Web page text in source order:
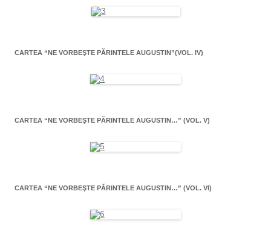
CARTEA “NE VORBEŞTE PĂRINTELE AUGUSTIN”(VOL. IV)
CARTEA “NE VORBEŞTE PĂRINTELE AUGUSTIN…” (VOL. V)
CARTEA “NE VORBEŞTE PĂRINTELE AUGUSTIN…” (VOL. VI)